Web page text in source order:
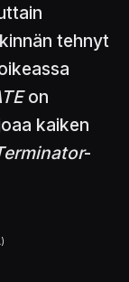
tehnyt
on
kaiken
-